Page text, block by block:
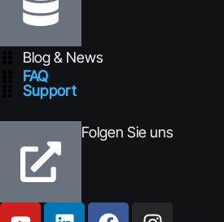
Blog & News
FAQ
Support
Folgen Sie uns